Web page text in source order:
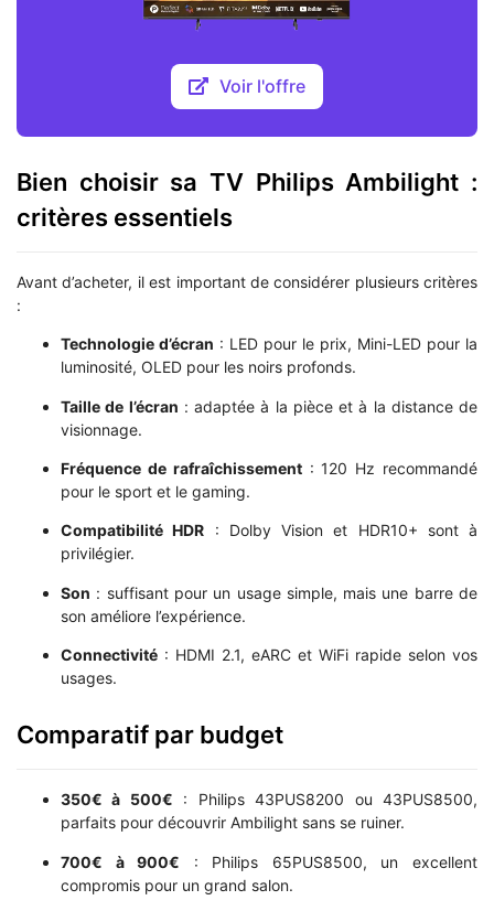
Voir l'offre
Bien choisir sa TV Philips Ambilight :
critères essentiels
Avant d’acheter, il est important de considérer plusieurs critères
:
Technologie d’écran : LED pour le prix, Mini-LED pour la
luminosité, OLED pour les noirs profonds.
Taille de l’écran : adaptée à la pièce et à la distance de
visionnage.
Fréquence de rafraîchissement: 120 Hz recommandé
pour le sport et le gaming.
Compatibilité HDR : Dolby Vision et HDR10+ sont à
privilégier.
Son : suffisant pour un usage simple, mais une barre de
son améliore l’expérience.
Connectivité : HDMI 2.1, eARC et WiFi rapide selon vos
usages.
Comparatif par budget
350€ à 500€ : Philips 43PUS8200 ou 43PUS8500,
parfaits pour découvrir Ambilight sans se ruiner.
700€ à 900€ : Philips 65PUS8500, un excellent
compromis pour un grand salon.